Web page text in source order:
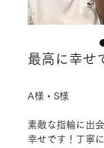
最高に幸せ
A様・S様
素敵な指輪に出
幸せです！丁寧